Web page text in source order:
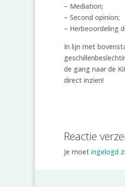
– Mediation;
– Second opinion;
– Herbeoordeling
In lijn met
de gang naar de
direct inzien!
Reactie
Je moet ingelogd